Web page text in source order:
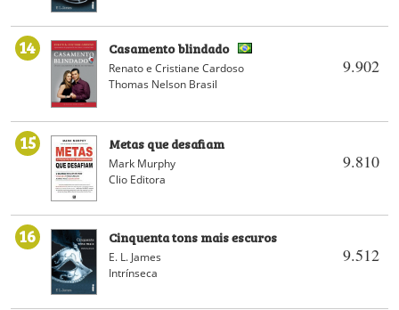
14
9.902
Casamento blindado
Renato e Cristiane Cardoso
Thomas Nelson Brasil
15
9.810
Metas que desafiam
Mark Murphy
Clio Editora
16
9.512
Cinquenta tons mais escuros
E. L. James
Intrínseca